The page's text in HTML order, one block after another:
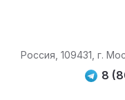
Россия, 109431, г.
8